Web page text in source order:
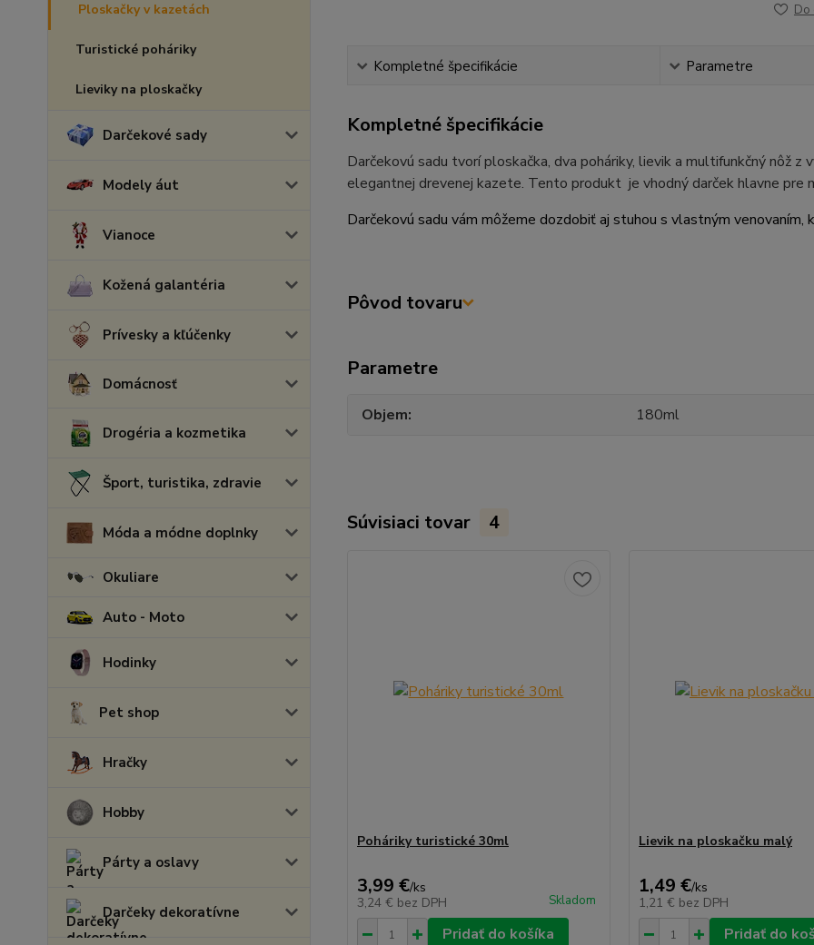
Ploskačky v kazetách
Turistické poháriky
Lieviky na ploskačky
Darčekové sady
Modely áut
Vianoce
Kožená galantéria
Prívesky a kľúčenky
Domácnosť
Drogéria a kozmetika
Šport, turistika, zdravie
Móda a módne doplnky
Okuliare
Auto - Moto
Hodinky
Pet shop
Hračky
Hobby
Párty a oslavy
Darčeky dekoratívne
Do
Kompletné špecifikácie Parametre
Kompletné špecifikácie
Darčekovú sadu tvorí ploskačka, dva poháriky, lievik a multifunkčný nôž
elegantnej drevenej kazete. Tento produkt je vhodný darček hlavne pre
Darčekovú sadu vám môžeme dozdobiť aj stuhou s vlastným venovaním,
Pôvod tovaru
Parametre
Objem 180ml
Súvisiaci tovar 4
Poháriky turistické 30ml
3,99 €/ks
3,24 € bez DPH Skladom
Pridať do košíka
Lievik na ploskačku malý
1,49 €/ks
1,21 € bez DPH
Pridať do